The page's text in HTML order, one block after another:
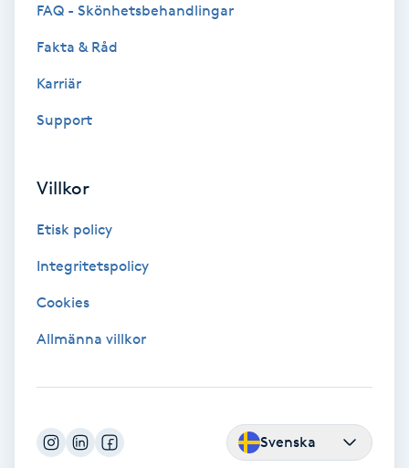
Coachning
Cryoterapi
Damklippning
Diamantslipning
FAQ - Skönhetsbehandlingar
Fakta & Råd
Karriär
Support
Villkor
Etisk policy
Integritetspolicy
Cookies
Allmänna villkor
Svenska